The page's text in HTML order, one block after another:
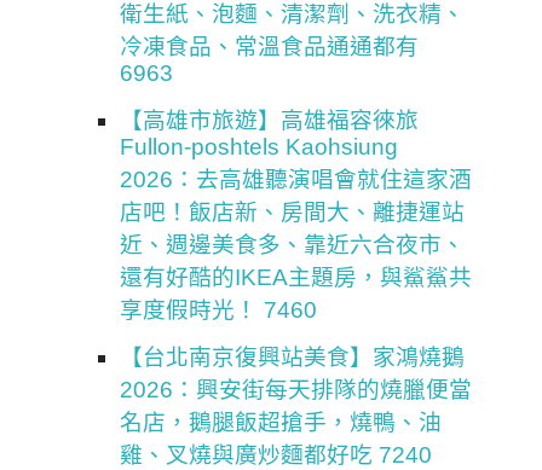
衛生紙、泡麵、清潔劑、洗衣精、
冷凍食品、常溫食品通通都有
6963
【高雄市旅遊】高雄福容徠旅
Fullon-poshtels Kaohsiung
2026：去高雄聽演唱會就住這家酒
店吧！飯店新、房間大、離捷運站
近、週邊美食多、靠近六合夜市、
還有好酷的IKEA主題房，與鯊鯊共
享度假時光！ 7460
【台北南京復興站美食】家鴻燒鵝
2026：興安街每天排隊的燒臘便當
名店，鵝腿飯超搶手，燒鴨、油
雞、叉燒與廣炒麵都好吃 7240